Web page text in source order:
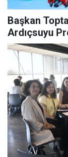
Başkan
Ardıçsuyu